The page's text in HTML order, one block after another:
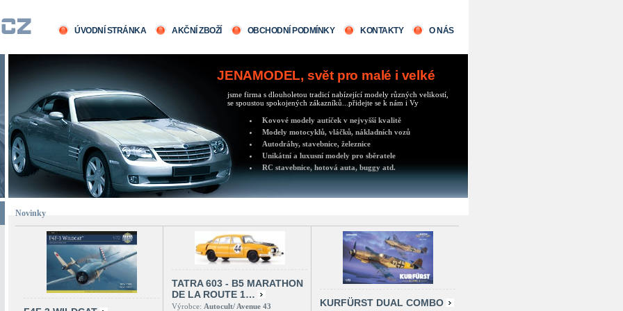
ÚVODNÍ STRÁNKA AKČNÍ ZBOŽÍ OBCHODNÍ PODMÍNKY KONTAKTY O NÁS
JENAMODEL, svět pro malé i velké
jsme firma s dlouholetou tradicí nabízející modely různých velikostí,
se spoustou spokojených zákazníků...přidejte se k nám i Vy
Kovové modely autíček v nejvyšší kvalitě
Modely motocyklů, vláčků, nákladních vozů
Autodráhy, stavebnice, železnice
Unikátní a luxusní modely pro sběratele
RC stavebnice, hotová auta, buggy atd.
Novinky
TATRA 603 - B5 MARATHON
DE LA ROUTE 1…
Výrobce: Autocult/ Avenue 43 KURFÜRST DUAL COMBO